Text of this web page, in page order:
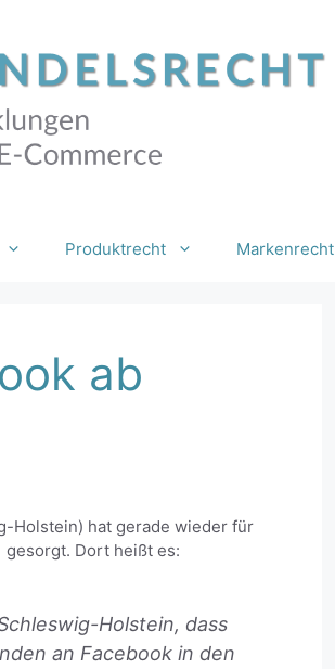
Produktrecht Markenrecht
ab
Holstein) hat gerade wieder für
gesorgt. Dort heißt es:
Holstein, dass
an Facebook in den